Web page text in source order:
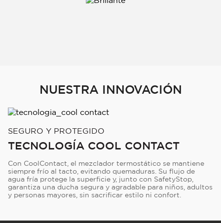
NUESTRA INNOVACIÓN
SEGURO Y PROTEGIDO
TECNOLOGÍA COOL CONTACT
Con CoolContact, el mezclador termostático se mantiene
siempre frío al tacto, evitando quemaduras. Su flujo de
agua fría protege la superficie y, junto con SafetyStop,
garantiza una ducha segura y agradable para niños, adultos
y personas mayores, sin sacrificar estilo ni confort.